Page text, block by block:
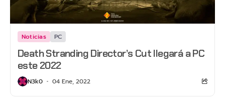
Noticias PC
Death Stranding Director’s Cut llegará a PC
este 2022
N3k0 04 Ene, 2022